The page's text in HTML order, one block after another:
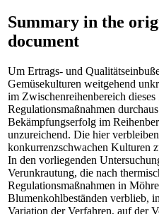
Summary in the
document
Um Ertrags- und
Gemüsekulturen weitgehend
im Zwischenreihenbereich
Regulationsmaßnahmen
Bekämpfungserfolg im
unzureichend. Die hier
konkurrenzschwachen Kulturen
In den vorliegenden
Verunkrautung, die nach
Regulationsmaßnahmen in
Blumenkohlbeständen verblieb,
Variation der Verfahren, auf der